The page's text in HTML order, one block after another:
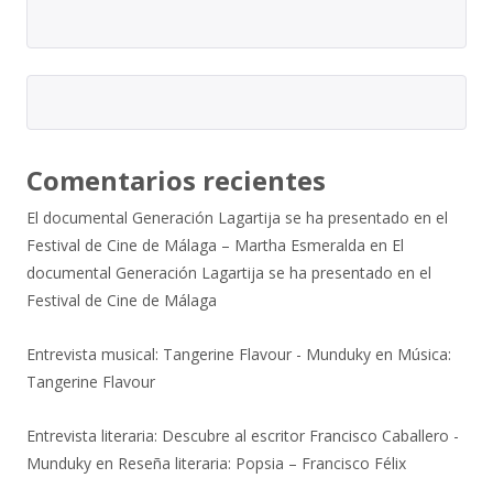
Comentarios recientes
El documental Generación Lagartija se ha presentado en el
Festival de Cine de Málaga – Martha Esmeralda en El
documental Generación Lagartija se ha presentado en el
Festival de Cine de Málaga
Entrevista musical: Tangerine Flavour - Munduky en Música:
Tangerine Flavour
Entrevista literaria: Descubre al escritor Francisco Caballero -
Munduky en Reseña literaria: Popsia – Francisco Félix